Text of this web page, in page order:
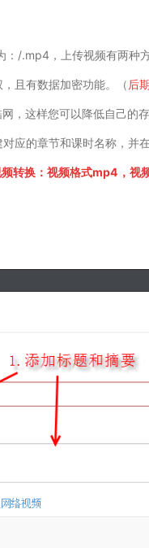
/.mp4，上传视频有两种
且有数据加密功能。（ 后
，这样您可以降低自己的存
应的章节和课时名称，并
转换：视频格式mp4，